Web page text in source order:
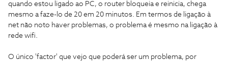
quando estou ligado ao PC, o router bloqueia e reinicia, chega
mesmo a faze-lo de 20 em 20 minutos. Em termos de ligação à
net não noto haver problemas, o problema é mesmo na ligação à
rede wifi.
O único 'factor' que vejo que poderá ser um problema, por